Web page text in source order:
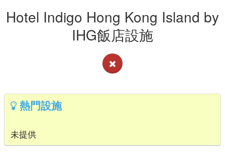
Hotel Indigo Hong Kong Island by
IHG飯店設施
熱門設施
未提供